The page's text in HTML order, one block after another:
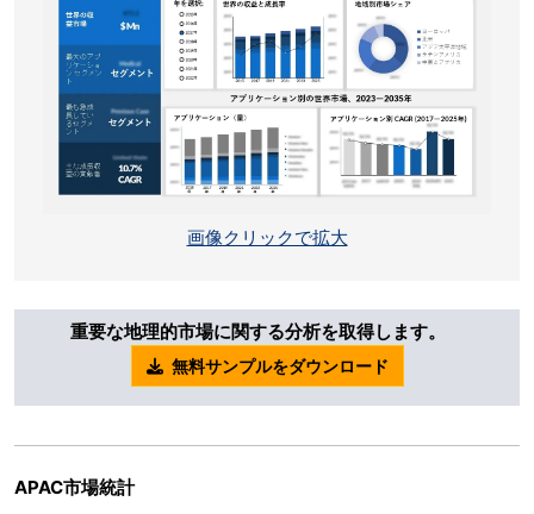
画像クリックで拡大
重要な地理的市場に関する分析を取得します。
無料サンプルをダウンロード
APAC市場統計